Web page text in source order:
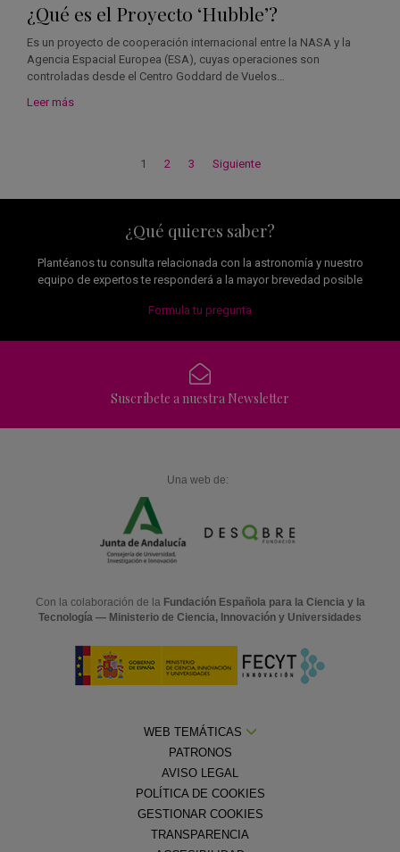
¿Qué es el Proyecto ‘Hubble’?
Es un proyecto de cooperación internacional entre la NASA y la
Agencia Espacial Europea (ESA), cuyas operaciones son
controladas desde el Centro Goddard de Vuelos…
Leer más
1 2 3 Siguiente
¿Qué quieres saber?
Plantéanos tu consulta relacionada con la astronomía y nuestro
equipo de expertos te responderá a la mayor brevedad posible
Formula tu pregunta
Suscríbete a nuestra Newsletter
Una web de:
Con la colaboración de la Fundación Española para la Ciencia y la
Tecnología — Ministerio de Ciencia, Innovación y Universidades
WEB TEMÁTICAS
PATRONOS
AVISO LEGAL
POLÍTICA DE COOKIES
GESTIONAR COOKIES
TRANSPARENCIA